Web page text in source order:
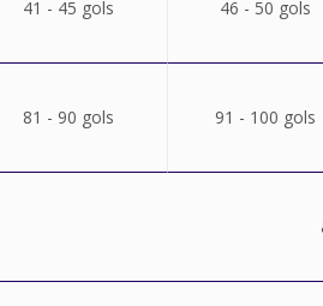
41 - 45 gols 46 - 50 gols
81 - 90 gols 91 - 100 gols